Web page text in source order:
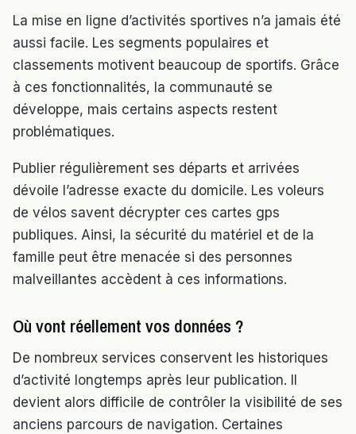
La mise en ligne d’activités sportives n’a jamais été
aussi facile. Les segments populaires et
classements motivent beaucoup de sportifs. Grâce
à ces fonctionnalités, la communauté se
développe, mais certains aspects restent
problématiques.
Publier régulièrement ses départs et arrivées
dévoile l’adresse exacte du domicile. Les voleurs
de vélos savent décrypter ces cartes gps
publiques. Ainsi, la sécurité du matériel et de la
famille peut être menacée si des personnes
malveillantes accèdent à ces informations.
Où vont réellement vos données ?
De nombreux services conservent les historiques
d’activité longtemps après leur publication. Il
devient alors difficile de contrôler la visibilité de ses
anciens parcours de navigation. Certaines